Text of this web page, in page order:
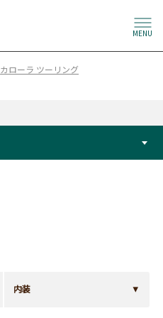
MENU
カローラ ツーリング
内装